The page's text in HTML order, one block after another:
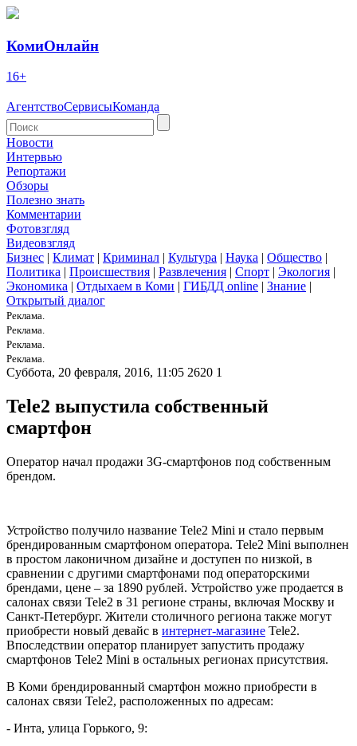
КомиОнлайн
16+
АгентствоСервисыКоманда
Новости
Интервью
Репортажи
Обзоры
Полезно знать
Комментарии
Фотовзгляд
Видеовзгляд
Бизнес | Климат | Криминал | Культура | Наука | Общество |
Политика | Происшествия | Развлечения | Спорт | Экология |
Экономика | Отдыхаем в Коми | ГИБДД online | Знание |
Открытый диалог
Реклама.
Реклама.
Реклама.
Реклама.
Суббота, 20 февраля, 2016, 11:05 2620 1
Tele2 выпустила собственный
смартфон
Оператор начал продажи 3G-смартфонов под собственным
брендом.
Устройство получило название Tele2 Mini и стало первым
брендированным смартфоном оператора. Tele2 Mini выполнен
в простом лаконичном дизайне и доступен по низкой, в
сравнении с другими смартфонами под операторскими
брендами, цене – за 1890 рублей. Устройство уже продается в
салонах связи Tele2 в 31 регионе страны, включая Москву и
Санкт-Петербург. Жители столичного региона также могут
приобрести новый девайс в интернет-магазине Tele2.
Впоследствии оператор планирует запустить продажу
смартфонов Tele2 Mini в остальных регионах присутствия.
В Коми брендированный смартфон можно приобрести в
салонах связи Tele2, расположенных по адресам:
- Инта, улица Горького, 9: